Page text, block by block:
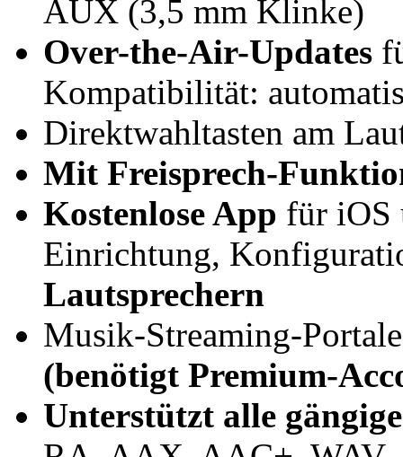
AUX (3,5 mm Klinke)
Over-the-Air-Updates
Kompatibilität:
Direktwahltasten am
Mit Freisprech-
Kostenlose App für iOS
Einrichtung,
Lautsprechern
Musik-Streaming-
(benötigt Premium-
Unterstützt alle